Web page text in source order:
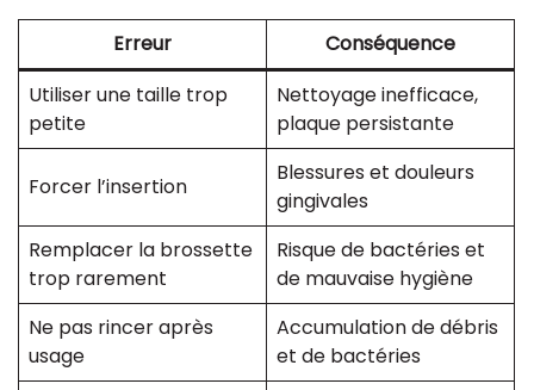
Erreur
Conséquence
Utiliser une taille trop
petite
Nettoyage inefficace,
plaque persistante
Forcer l’insertion
Blessures et douleurs
gingivales
Remplacer la brossette
trop rarement
Risque de bactéries et
de mauvaise hygiène
Ne pas rincer après
usage
Accumulation de débris
et de bactéries